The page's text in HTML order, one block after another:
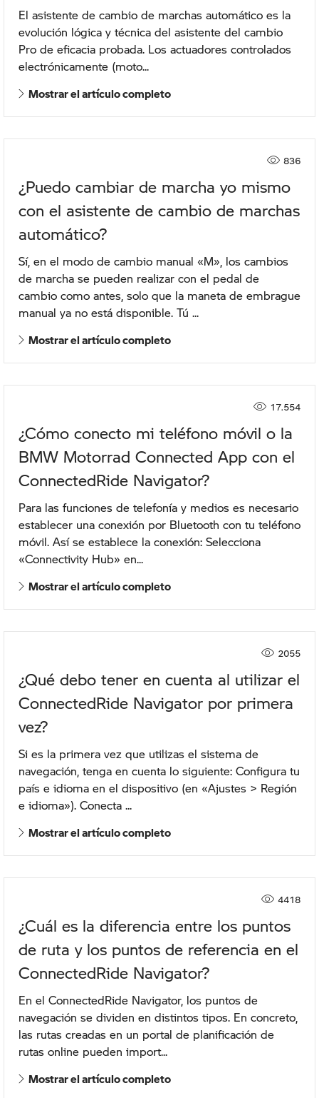
El asistente de cambio de marchas automático es la
evolución lógica y técnica del asistente del cambio
Pro de eficacia probada. Los actuadores controlados
electrónicamente (moto...
Mostrar el artículo completo
836
¿Puedo cambiar de marcha yo mismo
con el asistente de cambio de marchas
automático?
Sí, en el modo de cambio manual «M», los cambios
de marcha se pueden realizar con el pedal de
cambio como antes, solo que la maneta de embrague
manual ya no está disponible. Tú ...
Mostrar el artículo completo
17.554
¿Cómo conecto mi teléfono móvil o la
BMW Motorrad Connected App con el
ConnectedRide Navigator?
Para las funciones de telefonía y medios es necesario
establecer una conexión por Bluetooth con tu teléfono
móvil. Así se establece la conexión: Selecciona
«Connectivity Hub» en...
Mostrar el artículo completo
2055
¿Qué debo tener en cuenta al utilizar el
ConnectedRide Navigator por primera
vez?
Si es la primera vez que utilizas el sistema de
navegación, tenga en cuenta lo siguiente: Configura tu
país e idioma en el dispositivo (en «Ajustes > Región
e idioma»). Conecta ...
Mostrar el artículo completo
4418
¿Cuál es la diferencia entre los puntos
de ruta y los puntos de referencia en el
ConnectedRide Navigator?
En el ConnectedRide Navigator, los puntos de
navegación se dividen en distintos tipos. En concreto,
las rutas creadas en un portal de planificación de
rutas online pueden import...
Mostrar el artículo completo